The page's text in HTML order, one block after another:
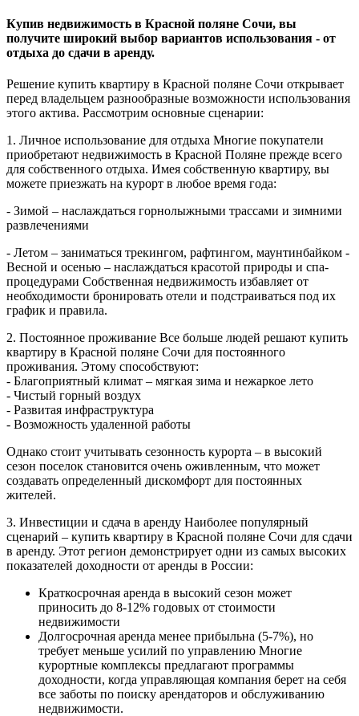
Купив недвижимость в Красной поляне Сочи, вы
получите широкий выбор вариантов использования - от
отдыха до сдачи в аренду.
Решение купить квартиру в Красной поляне Сочи открывает
перед владельцем разнообразные возможности использования
этого актива. Рассмотрим основные сценарии:
1. Личное использование для отдыха Многие покупатели
приобретают недвижимость в Красной Поляне прежде всего
для собственного отдыха. Имея собственную квартиру, вы
можете приезжать на курорт в любое время года:
- Зимой – наслаждаться горнолыжными трассами и зимними
развлечениями
- Летом – заниматься трекингом, рафтингом, маунтинбайком -
Весной и осенью – наслаждаться красотой природы и спа-
процедурами Собственная недвижимость избавляет от
необходимости бронировать отели и подстраиваться под их
график и правила.
2. Постоянное проживание Все больше людей решают купить
квартиру в Красной поляне Сочи для постоянного
проживания. Этому способствуют:
- Благоприятный климат – мягкая зима и нежаркое лето
- Чистый горный воздух
- Развитая инфраструктура
- Возможность удаленной работы
Однако стоит учитывать сезонность курорта – в высокий
сезон поселок становится очень оживленным, что может
создавать определенный дискомфорт для постоянных
жителей.
3. Инвестиции и сдача в аренду Наиболее популярный
сценарий – купить квартиру в Красной поляне Сочи для сдачи
в аренду. Этот регион демонстрирует одни из самых высоких
показателей доходности от аренды в России:
Краткосрочная аренда в высокий сезон может
приносить до 8-12% годовых от стоимости
недвижимости
Долгосрочная аренда менее прибыльна (5-7%), но
требует меньше усилий по управлению Многие
курортные комплексы предлагают программы
доходности, когда управляющая компания берет на себя
все заботы по поиску арендаторов и обслуживанию
недвижимости.